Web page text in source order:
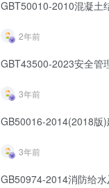
GBT50010-2010混凝土
2年前
GBT43500-2023安全管
3年前
GB50016-2014(2018版
3年前
GB50974-2014消防给